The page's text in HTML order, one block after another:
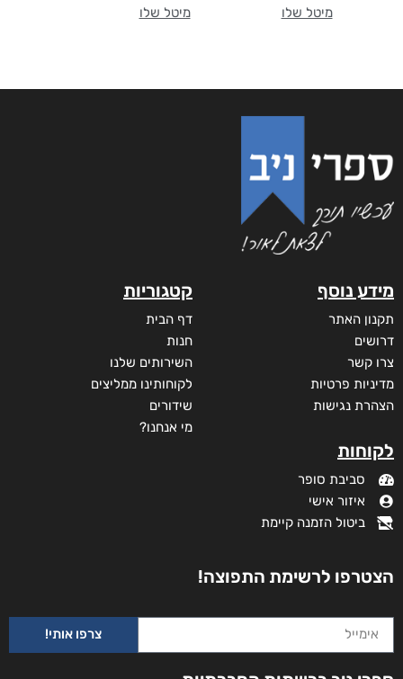
מיטל שלו מיטל שלו
מידע נוסף
תקנון האתר
דרושים
צרו קשר
מדיניות פרטיות
הצהרת נגישות
לקוחות
סביבת סופר
איזור אישי
ביטול הזמנה קיימת
קטגוריות
דף הבית
חנות
השירותים שלנו
לקוחותינו ממליצים
שידורים
מי אנחנו?
הצטרפו לרשימת התפוצה!
צרפו אותי!